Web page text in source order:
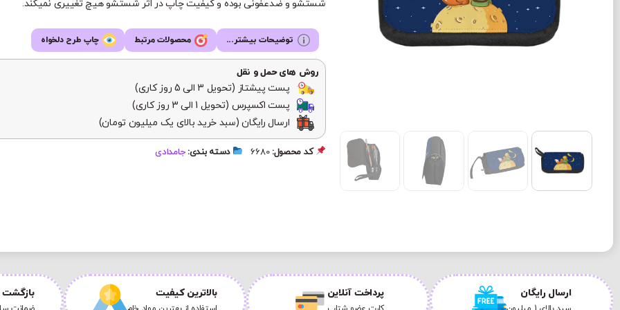
شستشو و ضدعفونی بوده و کیفیت چاپ در اثر شستشو هیچ تغییری نمیکند.
توضیحات بیشتر... محصولات مرتبط چاپ طرح دلخواه
روش های حمل و نقل
پست پیشتاز (تحویل 3 الی 5 روز کاری)
پست اکسپرس (تحویل 1 الی 3 روز کاری)
ارسال رایگان (سبد خرید بالای یک میلیون تومان)
کد محصول:6680 دسته بندی: جامدادی
ارسال رایگان پرداخت آنلاین بالاترین کیفیت بازگشت